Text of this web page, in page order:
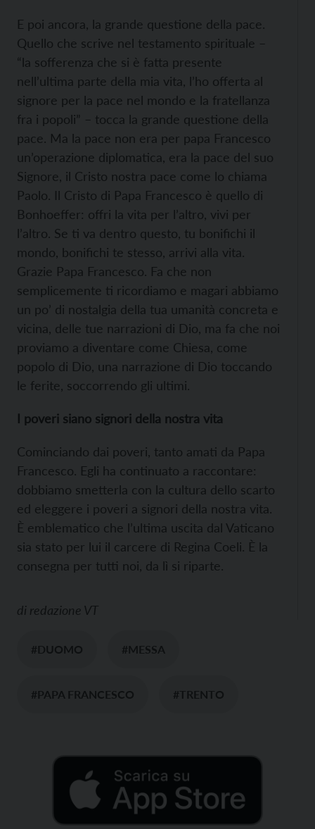
E poi ancora, la grande questione della pace.
Quello che scrive nel testamento spirituale –
“la sofferenza che si è fatta presente
nell’ultima parte della mia vita, l’ho offerta al
signore per la pace nel mondo e la fratellanza
fra i popoli” – tocca la grande questione della
pace. Ma la pace non era per papa Francesco
un’operazione diplomatica, era la pace del suo
Signore, il Cristo nostra pace come lo chiama
Paolo. Il Cristo di Papa Francesco è quello di
Bonhoeffer: offri la vita per l’altro, vivi per
l’altro. Se ti va dentro questo, tu bonifichi il
mondo, bonifichi te stesso, arrivi alla vita.
Grazie Papa Francesco. Fa che non
semplicemente ti ricordiamo e magari abbiamo
un po’ di nostalgia della tua umanità concreta e
vicina, delle tue narrazioni di Dio, ma fa che noi
proviamo a diventare come Chiesa, come
popolo di Dio, una narrazione di Dio toccando
le ferite, soccorrendo gli ultimi.
I poveri siano signori della nostra vita
Cominciando dai poveri, tanto amati da Papa
Francesco. Egli ha continuato a raccontare:
dobbiamo smetterla con la cultura dello scarto
ed eleggere i poveri a signori della nostra vita.
È emblematico che l’ultima uscita dal Vaticano
sia stato per lui il carcere di Regina Coeli. È la
consegna per tutti noi, da lì si riparte.
di redazione VT
#DUOMO #MESSA
#PAPA FRANCESCO #TRENTO